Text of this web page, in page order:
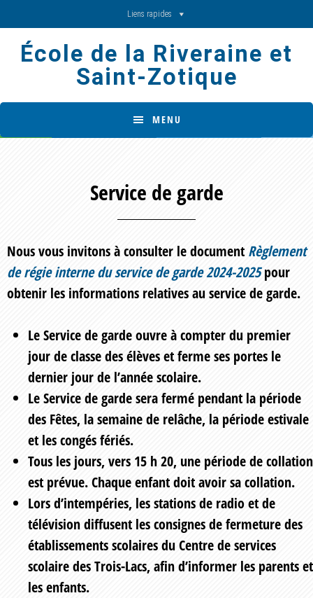
to
main
to
footer
Liens rapides
École de la Riveraine et
Saint-Zotique
MENU
Service de garde
Nous vous invitons à consulter le documentRèglement
de régie interne du service de garde 2024-2025 pour
obtenir les informations relatives au service de garde.
Le Service de garde ouvre à compter du premier
jour de classe des élèves et ferme ses portes le
dernier jour de l’année scolaire.
Le Service de garde sera fermé pendant la période
des Fêtes, la semaine de relâche, la période estivale
et les congés fériés.
Tous les jours, vers 15 h 20, une période de collation
est prévue. Chaque enfant doit avoir sa collation.
Lors d’intempéries, les stations de radio et de
télévision diffusent les consignes de fermeture des
établissements scolaires du Centre de services
scolaire des Trois-Lacs, afin d’informer les parents et
les enfants.